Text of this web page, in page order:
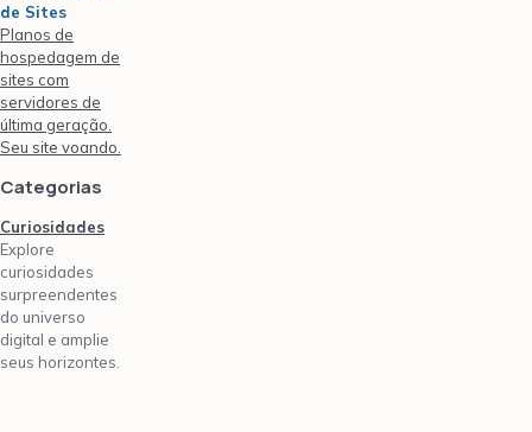
de Sites
Planos de
hospedagem de
sites com
servidores de
última geração.
Seu site voando.
Categorias
Curiosidades
Explore
curiosidades
surpreendentes
do universo
digital e amplie
seus horizontes.